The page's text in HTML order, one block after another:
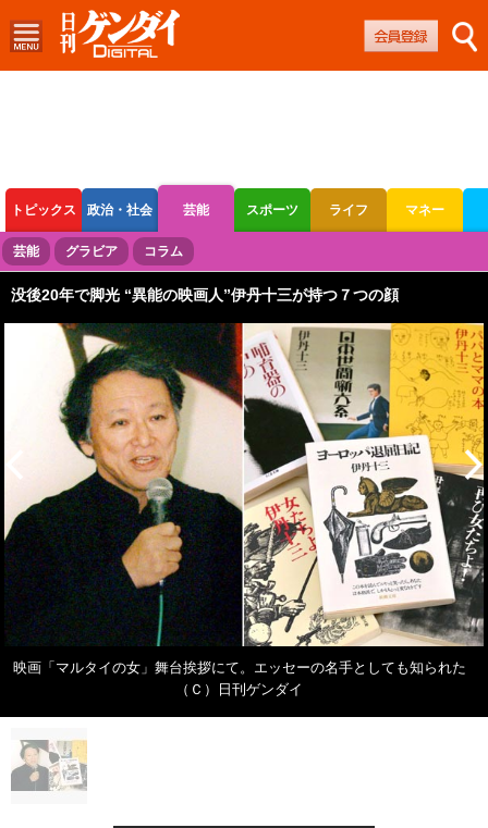
トピックス 政治・社会 芸能 スポーツ ライフ マネー
ボートレース 競輪 オートレース
芸能 グラビア コラム
没後20年で脚光 “異能の映画人”伊丹十三が持つ７つの顔
映画「マルタイの女」舞台挨拶にて。エッセーの名手としても知られた
（Ｃ）日刊ゲンダイ